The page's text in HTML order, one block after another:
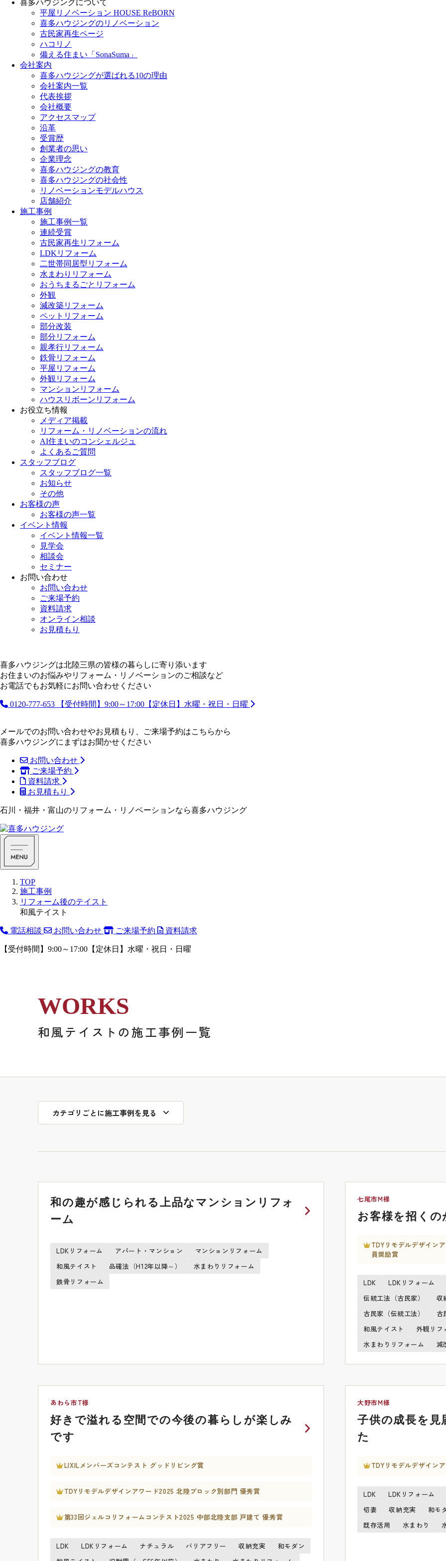
喜多ハウジングについて
平屋リノベーション HOUSE ReBORN
喜多ハウジングのリノベーション
古民家再生ページ
ハコリノ
備える住まい「SonaSuma」
会社案内
喜多ハウジングが選ばれる10の理由
会社案内一覧
代表挨拶
会社概要
アクセスマップ
沿革
受賞歴
創業者の思い
企業理念
喜多ハウジングの教育
喜多ハウジングの社会性
リノベーションモデルハウス
店舗紹介
施工事例
施工事例一覧
連続受賞
古民家再生リフォーム
LDKリフォーム
二世帯同居型リフォーム
水まわりリフォーム
おうちまるごとリフォーム
外観
減改築リフォーム
ペットリフォーム
部分改装
部分リフォーム
親孝行リフォーム
鉄骨リフォーム
平屋リフォーム
外観リフォーム
マンションリフォーム
ハウスリボーンリフォーム
お役立ち情報
メディア掲載
リフォーム・リノベーションの流れ
AI住まいのコンシェルジュ
よくあるご質問
スタッフブログ
スタッフブログ一覧
お知らせ
その他
お客様の声
お客様の声一覧
イベント情報
イベント情報一覧
見学会
相談会
セミナー
お問い合わせ
お問い合わせ
ご来場予約
資料請求
オンライン相談
お見積もり
喜多ハウジングは北陸三県の皆様の暮らしに寄り添います
お住まいのお悩みやリフォーム・リノベーションのご相談など
お電話でもお気軽にお問い合わせください
0120-777-653 【受付時間】9:00～17:00【定休日】水曜・祝日・日曜
メールでのお問い合わせやお見積もり、ご来場予約はこちらから
喜多ハウジングにまずはお聞かせください
お問い合わせ
ご来場予約
資料請求
お見積もり
石川・福井・富山のリフォーム・リノベーションなら喜多ハウジング
TOP
施工事例
リフォーム後のテイスト
和風テイスト
電話相談 お問い合わせ ご来場予約 資料請求
【受付時間】9:00～17:00【定休日】水曜・祝日・日曜
WORKS
和風テイストの施工事例一覧
カテゴリごとに施工事例を見る
和の趣が感じられる上品なマンションリフォ
ーム
LDKリフォーム アパート・マンション
マンションリフォーム
和風テイスト
品確法（H12年以降～）
水まわりリフォーム
鉄骨リフォーム
七尾市M様
お客様を招く
TDYリモデルデザイン
員奨励賞
LDK LDKリフォーム
伝統工法（古民家）
収
古民家（伝統工法）
古
和風テイスト
外観リフ
水まわりリフォーム
減
あわら市T様
好きで溢れる空間での今後の暮らしが楽しみ
です
LIXILメンバーズコンテスト グッドリビング賞
TDYリモデルデザインアワード2025 北陸ブロック別部門 優秀賞
第33回ジェルコリフォームコンテスト2025 中部北陸支部 戸建て 優秀賞
LDK LDKリフォーム ナチュラル バリアフリー 収納充実
和モダン
大野市M様
子供の成長を見
た
TDYリモデルデザイン
LDK LDKリフォーム
切妻
収納充実 和モ
既存活用
水まわり